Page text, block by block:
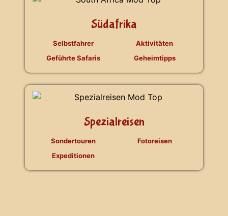
Südafrika
Selbstfahrer
Geführte Safaris
Aktivitäten
Geheimtipps
Spezialreisen
Sondertouren
Expeditionen
Fotoreisen